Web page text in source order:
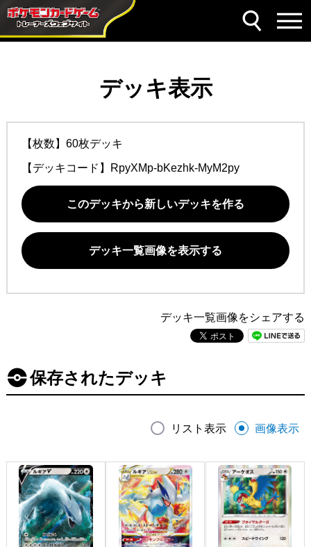
デッキ表示
【枚数】60枚デッキ
【デッキコード】 RpyXMp-bKezhk-MyM2py
このデッキから新しいデッキを作る
デッキ一覧画像を表示する
デッキ一覧画像をシェアする
保存されたデッキ
リスト表示 画像表示